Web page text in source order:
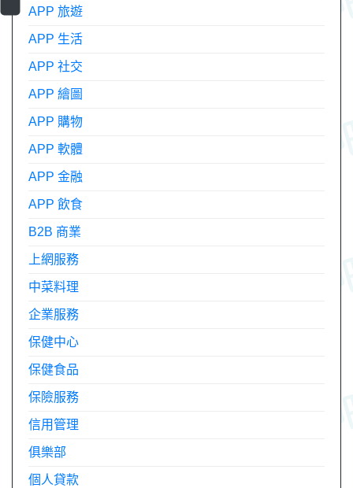
APP 旅遊
APP 生活
APP 社交
APP 繪圖
APP 購物
APP 軟體
APP 金融
APP 飲食
B2B 商業
上網服務
中菜料理
企業服務
保健中心
保健食品
保險服務
信用管理
俱樂部
個人貸款